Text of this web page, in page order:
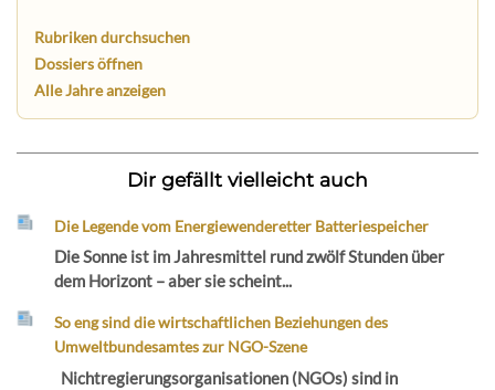
Rubriken durchsuchen
Dossiers öffnen
Alle Jahre anzeigen
Dir gefällt vielleicht auch
Die Legende vom Energiewenderetter Batteriespeicher
Die Sonne ist im Jahresmittel rund zwölf Stunden über
dem Horizont – aber sie scheint...
So eng sind die wirtschaftlichen Beziehungen des
Umweltbundesamtes zur NGO-Szene
Nichtregierungsorganisationen (NGOs) sind in